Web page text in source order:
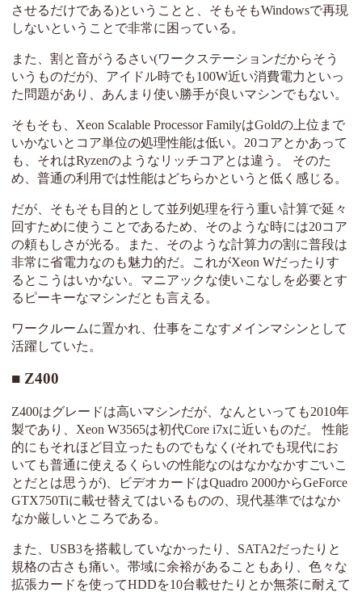
させるだけである)ということと、そもそもWindowsで再現
しないということで非常に困っている。
また、割と音がうるさい(ワークステーションだからそう
いうものだが)、アイドル時でも100W近い消費電力といっ
た問題があり、あんまり使い勝手が良いマシンでもない。
そもそも、Xeon Scalable Processor FamilyはGoldの上位まで
いかないとコア単位の処理性能は低い。20コアとかあって
も、それはRyzenのようなリッチコアとは違う。 そのた
め、普通の利用では性能はどちらかというと低く感じる。
だが、そもそも目的として並列処理を行う重い計算で延々
回すために使うことであるため、そのような時には20コア
の頼もしさが光る。また、そのような計算力の割に普段は
非常に省電力なのも魅力的だ。これがXeon Wだったりす
るとこうはいかない。マニアックな使いこなしを必要とす
るピーキーなマシンだとも言える。
ワークルームに置かれ、仕事をこなすメインマシンとして
活躍していた。
Z400
Z400はグレードは高いマシンだが、なんといっても2010年
製であり、Xeon W3565は初代Core i7xに近いものだ。 性能
的にもそれほど目立ったものでもなく(それでも現代にお
いても普通に使えるくらいの性能なのはなかなかすごいこ
とだとは思うが)、ビデオカードはQuadro 2000からGeForce
GTX750Tiに載せ替えてはいるものの、現代基準ではなか
なか厳しいところである。
また、USB3を搭載していなかったり、SATA2だったりと
規格の古さも痛い。帯域に余裕があることもあり、色々な
拡張カードを使ってHDDを10台載せたりとか無茶に耐えて